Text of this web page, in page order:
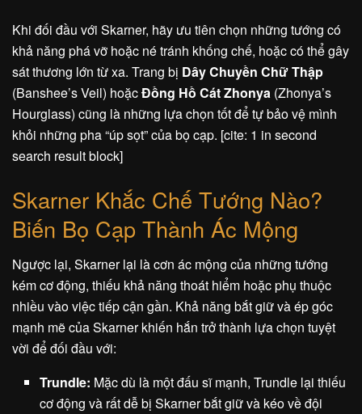
Khi đối đầu với Skarner, hãy ưu tiên chọn những tướng có
khả năng phá vỡ hoặc né tránh khống chế, hoặc có thể gây
sát thương lớn từ xa. Trang bị Dây Chuyền Chữ Thập
(Banshee’s Veil) hoặcĐồng Hồ Cát Zhonya (Zhonya’s
Hourglass) cũng là những lựa chọn tốt để tự bảo vệ mình
khỏi những pha “úp sọt” của bọ cạp. [cite: 1 in second
search result block]
Skarner Khắc Chế Tướng Nào?
Biến Bọ Cạp Thành Ác Mộng
Ngược lại, Skarner lại là cơn ác mộng của những tướng
kém cơ động, thiếu khả năng thoát hiểm hoặc phụ thuộc
nhiều vào việc tiếp cận gần. Khả năng bắt giữ và ép góc
mạnh mẽ của Skarner khiến hắn trở thành lựa chọn tuyệt
vời để đối đầu với:
Trundle: Mặc dù là một đấu sĩ mạnh, Trundle lại thiếu
cơ động và rất dễ bị Skarner bắt giữ và kéo về đội